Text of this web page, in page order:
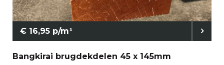
€ 16,95 p/m¹
Bangkirai brugdekdelen 45 x 145mm